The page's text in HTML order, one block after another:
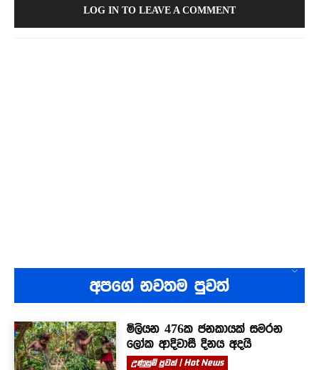
LOG IN TO LEAVE A COMMENT
අපගේ නවතම පුවත්
මිලියන 476ක ජනකායක් සමරන
ලෝක ආදිවාසී දිනය අදයි
උණුසුම් පුවත් | Hot News